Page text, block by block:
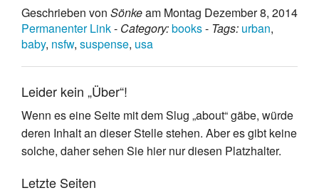
Geschrieben von Sönkeam Montag Dezember 8, 2014
Permanenter Link- Category:books- Tags: urban,
baby, nsfw, suspense, usa
Leider kein „Über“!
Wenn es eine Seite mit dem Slug „about“ gäbe, würde
deren Inhalt an dieser Stelle stehen. Aber es gibt keine
solche, daher sehen Sie hier nur diesen Platzhalter.
Letzte Seiten